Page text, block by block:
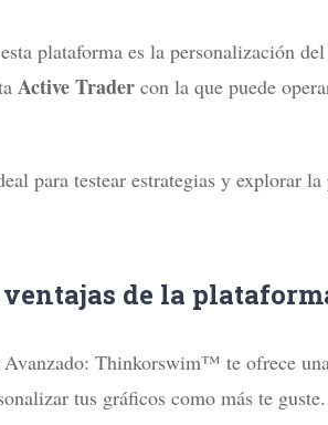
plataforma es la personalización
Active Trader con la que puede
para testear estrategias y explorar
ventajas de la
Thinkorswim™ te ofrece
tus gráficos como más te guste.